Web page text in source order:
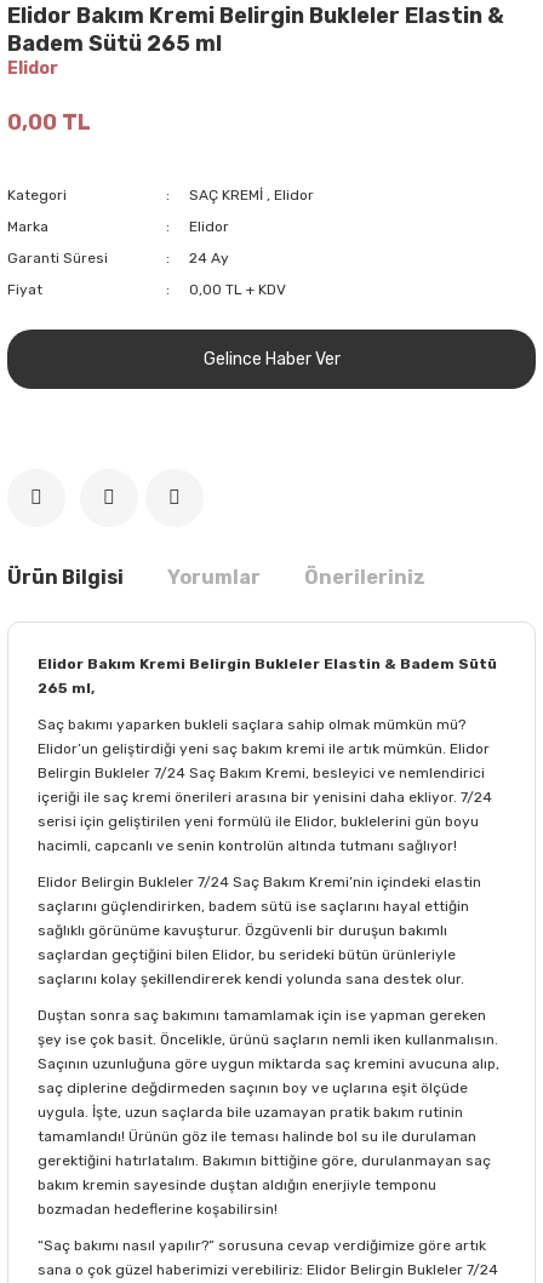
Elidor Bakım Kremi Belirgin Bukleler Elastin &
Badem Sütü 265 ml
Elidor
0,00 TL
Kategori SAÇ KREMİ , Elidor
Marka
Elidor
Garanti Süresi
24 Ay
Fiyat
0,00 TL + KDV
Gelince Haber Ver
Ürün Bilgisi Yorumlar Önerileriniz
Elidor Bakım Kremi Belirgin Bukleler Elastin & Badem Sütü
265 ml,
Saç bakımı yaparken bukleli saçlara sahip olmak mümkün mü?
Elidor’un geliştirdiği yeni saç bakım kremi ile artık mümkün. Elidor
Belirgin Bukleler 7/24 Saç Bakım Kremi, besleyici ve nemlendirici
içeriği ile saç kremi önerileri arasına bir yenisini daha ekliyor. 7/24
serisi için geliştirilen yeni formülü ile Elidor, buklelerini gün boyu
hacimli, capcanlı ve senin kontrolün altında tutmanı sağlıyor!
Elidor Belirgin Bukleler 7/24 Saç Bakım Kremi’nin içindeki elastin
saçlarını güçlendirirken, badem sütü ise saçlarını hayal ettiğin
sağlıklı görünüme kavuşturur. Özgüvenli bir duruşun bakımlı
saçlardan geçtiğini bilen Elidor, bu serideki bütün ürünleriyle
saçlarını kolay şekillendirerek kendi yolunda sana destek olur.
Duştan sonra saç bakımını tamamlamak için ise yapman gereken
şey ise çok basit. Öncelikle, ürünü saçların nemli iken kullanmalısın.
Saçının uzunluğuna göre uygun miktarda saç kremini avucuna alıp,
saç diplerine değdirmeden saçının boy ve uçlarına eşit ölçüde
uygula. İşte, uzun saçlarda bile uzamayan pratik bakım rutinin
tamamlandı! Ürünün göz ile teması halinde bol su ile durulaman
gerektiğini hatırlatalım. Bakımın bittiğine göre, durulanmayan saç
bakım kremin sayesinde duştan aldığın enerjiyle temponu
bozmadan hedeflerine koşabilirsin!
“Saç bakımı nasıl yapılır?” sorusuna cevap verdiğimize göre artık
sana o çok güzel haberimizi verebiliriz: Elidor Belirgin Bukleler 7/24